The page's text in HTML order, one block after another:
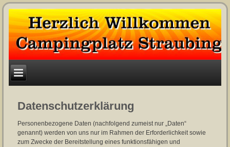
Datenschutzerklärung
Personenbezogene Daten (nachfolgend zumeist nur „Daten“
genannt) werden von uns nur im Rahmen der Erforderlichkeit sowie
zum Zwecke der Bereitstellung eines funktionsfähigen und